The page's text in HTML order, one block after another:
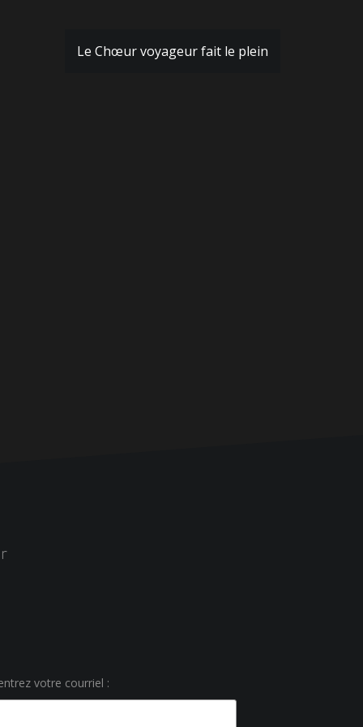
Le Chœur voyageur fait le plein
votre courriel :